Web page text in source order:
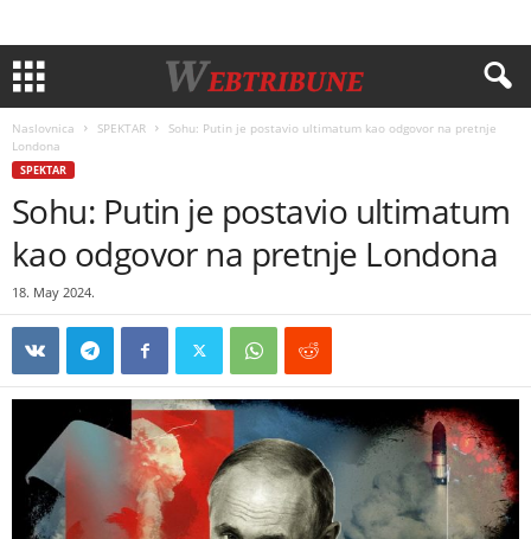
Naslovnica SPEKTAR
Sohu: Putin je postavio ultimatum kao odgovor na pretnje
Londona
SPEKTAR
Sohu: Putin je postavio ultimatum
kao odgovor na pretnje Londona
18. May 2024.